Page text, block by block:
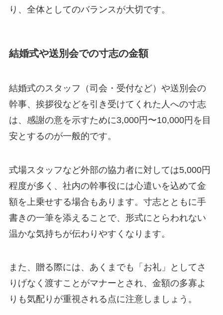
り、全体としてのバランスが大切です。
結婚式や送別会での寸志の金額
結婚式のスタッフ（司会・受付など）や送別会の
幹事、挨拶役などを引き受けてくれた人への寸志
は、感謝の意を示すために3,000円〜10,000円を目
安とするのが一般的です。
式場スタッフなど外部の協力者に対しては5,000円
程度が多く、社内の幹事役には心遣いを込めて金
額を上乗せする場合もあります。寸志とともに手
書きの一筆を添えることで、形式にとらわれない
温かな気持ちが伝わりやすくなります。
また、贈る際には、あくまでも「お礼」としてさ
りげなく渡すことがマナーとされ、金額の多寡よ
りも気配りが重視される点に注意しましょう。